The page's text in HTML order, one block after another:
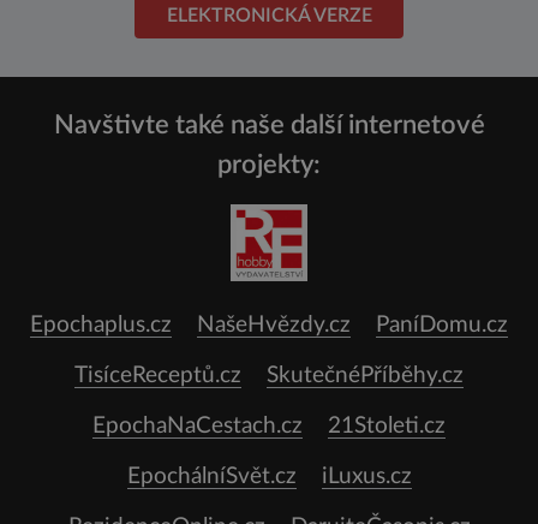
ELEKTRONICKÁ VERZE
Navštivte také naše další internetové
projekty:
Epochaplus.cz NašeHvězdy.cz PaníDomu.cz
TisíceReceptů.cz SkutečnéPříběhy.cz
EpochaNaCestach.cz 21Stoleti.cz
EpochálníSvět.cz iLuxus.cz